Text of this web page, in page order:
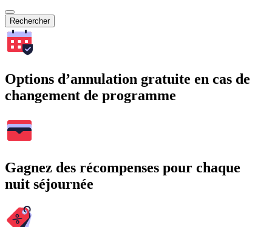
Rechercher
Options d’annulation gratuite en cas de
changement de programme
Gagnez des récompenses pour chaque
nuit séjournée